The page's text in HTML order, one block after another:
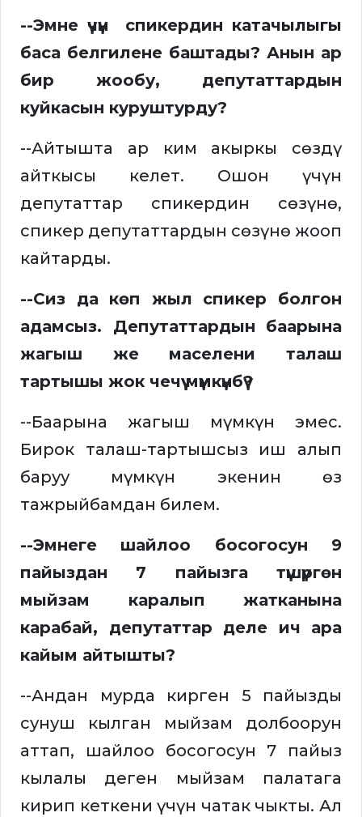
--Эмне үчүн спикердин катачылыгы
баса белгилене баштады? Анын ар
бир жообу, депутаттардын
куйкасын куруштурду?
--Айтышта ар ким акыркы сөздү
айткысы келет. Ошон үчүн
депутаттар спикердин сөзүнө,
спикер депутаттардын сөзүнө жооп
кайтарды.
--Сиз да көп жыл спикер болгон
адамсыз. Депутаттардын баарына
жагыш же маселени талаш
тартышы жок чечүү мүмкүнбү?
--Баарына жагыш мүмкүн эмес.
Бирок талаш-тартышсыз иш алып
баруу мүмкүн экенин өз
тажрыйбамдан билем.
--Эмнеге шайлоо босогосун 9
пайыздан 7 пайызга түшүргөн
мыйзам каралып жатканына
карабай, депутаттар деле ич ара
кайым айтышты?
--Андан мурда кирген 5 пайызды
сунуш кылган мыйзам долбоорун
аттап, шайлоо босогосун 7 пайыз
кылалы деген мыйзам палатага
кирип кеткени үчүн чатак чыкты. Ал